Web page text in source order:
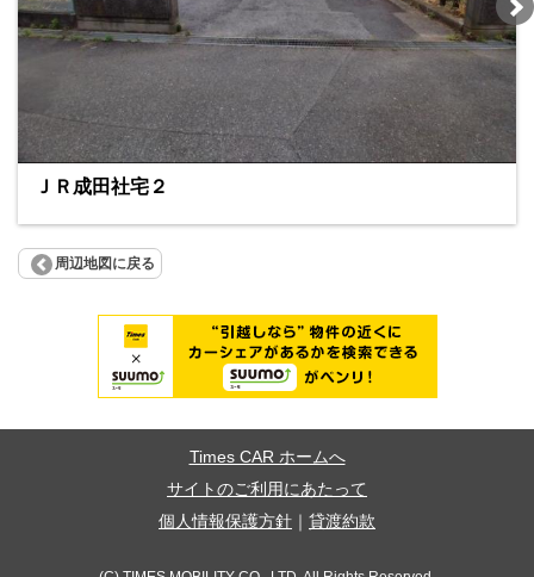
ＪＲ成田社宅２
周辺地図に戻る
Times CAR ホームへ
サイトのご利用にあたって
個人情報保護方針
貸渡約款